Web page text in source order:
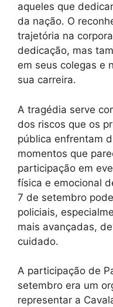
aqueles que
da nação. O
trajetória na
dedicação, mas
em seus colegas e
sua carreira.
A tragédia serve
dos riscos que os
pública enfrentam
momentos que
participação em
física e emocional
7 de setembro
policiais,
mais avançadas,
cuidado.
A participação de
setembro era um
representar a